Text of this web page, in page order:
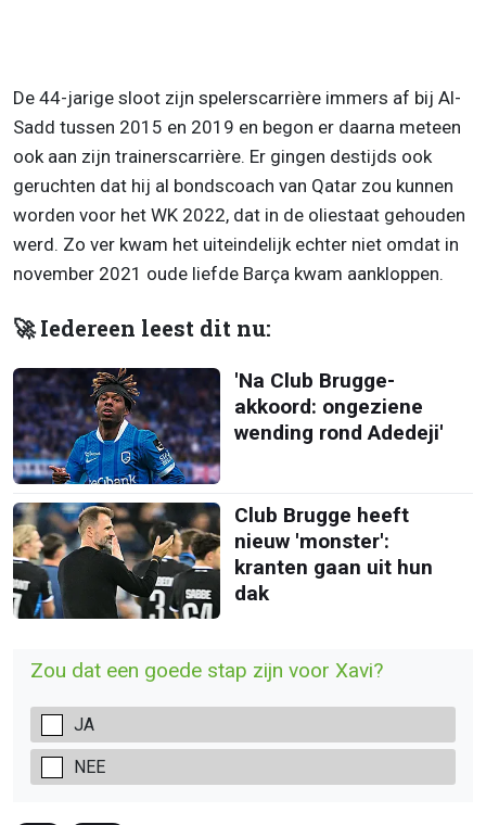
De 44-jarige sloot zijn spelerscarrière immers af bij Al-
Sadd tussen 2015 en 2019 en begon er daarna meteen
ook aan zijn trainerscarrière. Er gingen destijds ook
geruchten dat hij al bondscoach van Qatar zou kunnen
worden voor het WK 2022, dat in de oliestaat gehouden
werd. Zo ver kwam het uiteindelijk echter niet omdat in
november 2021 oude liefde Barça kwam aankloppen.
🚀 Iedereen leest dit nu:
'Na Club Brugge-
akkoord: ongeziene
wending rond Adedeji'
Club Brugge heeft
nieuw 'monster':
kranten gaan uit hun
dak
Zou dat een goede stap zijn voor Xavi?
JA
NEE